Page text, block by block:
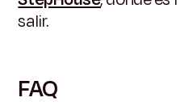
salir.
FAQ